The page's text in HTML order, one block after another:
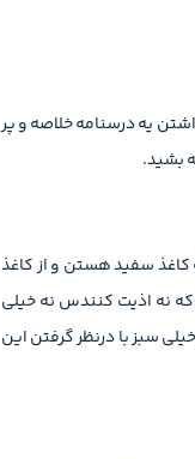
یه درسنامه خلاصه و پر
بشید.
کاغذ سفید هستن و از کاغذ
نه اذیت کنندس نه خیلی
سبز با درنظر گرفتن این